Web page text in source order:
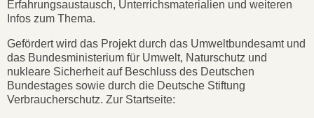
Erfahrungsaustausch, Unterrichsmaterialien und weiteren
Infos zum Thema.
Gefördert wird das Projekt durch das Umweltbundesamt und
das Bundesministerium für Umwelt, Naturschutz und
nukleare Sicherheit auf Beschluss des Deutschen
Bundestages sowie durch die Deutsche Stiftung
Verbraucherschutz. Zur Startseite: